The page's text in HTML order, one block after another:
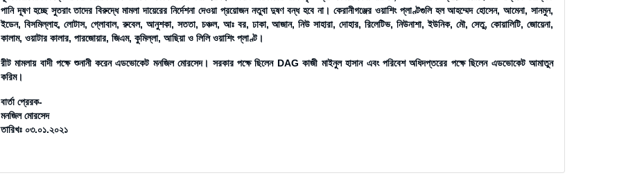
পানি দূষণ হচ্ছে সুতরাং তাদের বিরুদ্ধে মামলা দায়েরের নির্দেশনা দেওয়া প্রয়োজন নতুবা দুষণ বন্ধ হবে না। কেরানীগঞ্জের ওয়াশিং প্লাণ্টগুলি হল আহম্মেদ হোসেন, আমেনা, সানমুন,
ইডেন, বিসমিল্লাহ, লোটাস, গ্লোবাল, রুবেল, আনুশকা, সততা, চঞ্চল, আঃ বর, ঢাকা, আজান, নিউ সাহারা, দোহার, রিলেটিভ, নিউনাশা, ইউনিক, মৌ, সেতু, কোয়ালিটি, জোয়েনা,
কালাম, ওয়াটার কালার, পারজোয়ার, জিএম, কুমিল্লা, আছিয়া ও লিলি ওয়াশিং প্লাণ্ট।
রীট মামলায় বাদী পক্ষে শুনানী করেন এডভোকেট মনজিল মোরসেদ। সরকার পক্ষে ছিলেন DAG কাজী মাইনুল হাসান এবং পরিবেশ অধিদপ্তরের পক্ষে ছিলেন এডভোকেট আমাতুন
করিম।
বার্তা প্রেরক-
মনজিল মোরসেদ
তারিখঃ ০৩.০১.২০২১